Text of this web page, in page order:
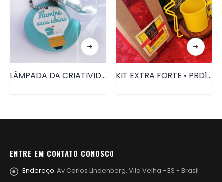
LÂMPADA DA CRIATIVIDADE • PRD008 KIT EXTRA FORTE • PRD125
ENTRE EM CONTATO CONOSCO
Endereço: Av Carlos Lindenberg, Vila Velha - ES - Brasil